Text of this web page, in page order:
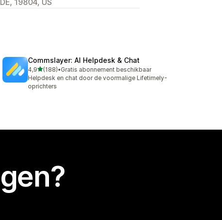
Commslayer: AI Helpdesk & Chat
4,9van 5 sterren
(188)
188 recensies in totaal
•Gratis abonnement beschikbaar
Helpdesk en chat door de voormalige Lifetimely-
oprichters